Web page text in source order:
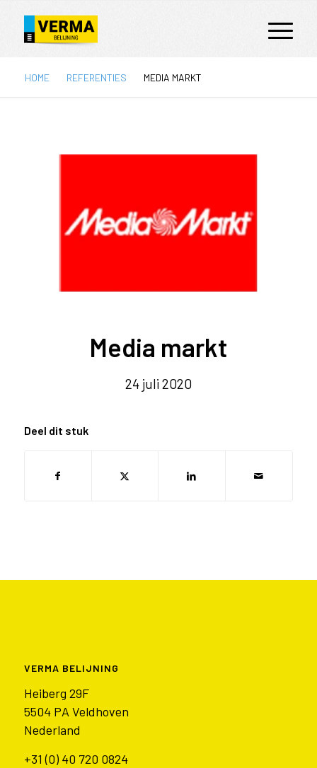
HOME REFERENTIES MEDIA MARKT
Media markt
24 juli 2020
Deel dit stuk
VERMA BELIJNING
Heiberg 29F
5504 PA Veldhoven
Nederland
+31 (0) 40 720 0824